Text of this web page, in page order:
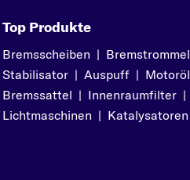
Top Produkte
Bremsscheiben |
Stabilisator | Auspuff | Motoröl
Bremssattel | Innenraumfilter |
Lichtmaschinen | Katalysatoren